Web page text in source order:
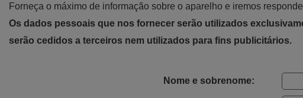
Forneça o máximo de informação sobre o aparelho e iremos
Os dados pessoais que nos fornecer serão utilizados
serão cedidos a terceiros nem utilizados para fins publicitários.
Nome e sobrenome: